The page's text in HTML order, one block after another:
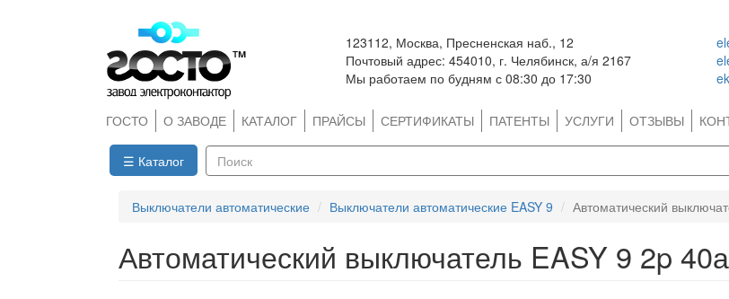
123112, Москва, Пресненская наб., 12
Почтовый адрес: 454010, г. Челябинск, а/я 2167
Мы работаем по будням с 08:30 до 17:30
ГОСТО О ЗАВОДЕ КАТАЛОГ ПРАЙСЫ СЕРТИФИКАТЫ ПАТЕНТЫ УСЛУГИ ОТЗЫВЫ
☰ Каталог
Выключатели автоматические
Выключатели автоматические EASY 9 Автоматический
Автоматический выключатель EASY 9 2p 40а